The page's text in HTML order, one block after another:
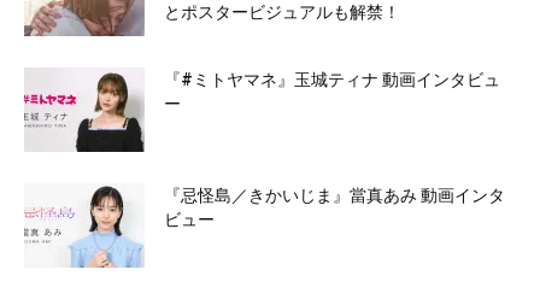
とポスタービジュアルも解禁！
『#ミトヤマネ』玉城ティナ 動画インタビュ
ー
『忌怪島／きかいじま』當真あみ 動画インタ
ビュー